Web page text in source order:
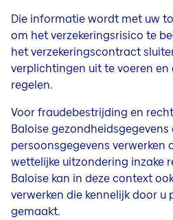
Die informatie wordt met uw
om het verzekeringsrisico te
het verzekeringscontract
verplichtingen uit te voeren
regelen.
Voor fraudebestrijding en
Baloise
persoonsgegevens verwerken
wettelijke uitzondering inzake
Baloise kan in deze context
verwerken die kennelijk door u
gemaakt.